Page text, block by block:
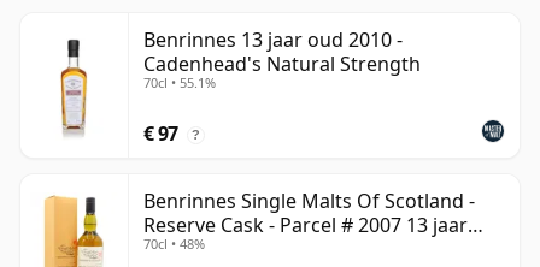
Benrinnes 13 jaar oud 2010 -
Cadenhead's Natural Strength
70cl • 55.1%
€ 97 ?
Benrinnes Single Malts Of Scotland -
Reserve Cask - Parcel # 2007 13 jaar
oud
70cl • 48%